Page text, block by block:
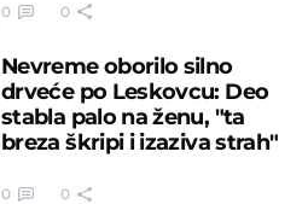
0 0
Nevreme oborilo silno
drveće po Leskovcu: Deo
stabla palo na ženu, "ta
breza škripi i izaziva strah"
0 0